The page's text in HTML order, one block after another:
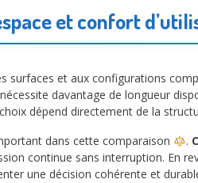
et confort
surfaces et aux configurations
davantage de longueur
dépend directement de la
dans cette comparaison
.
continue sans interruption. En
une décision cohérente et